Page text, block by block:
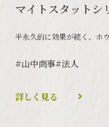
マイトスタットシ
半永久的に効果が続く、ホ
#山中商事#法人
詳しく見る